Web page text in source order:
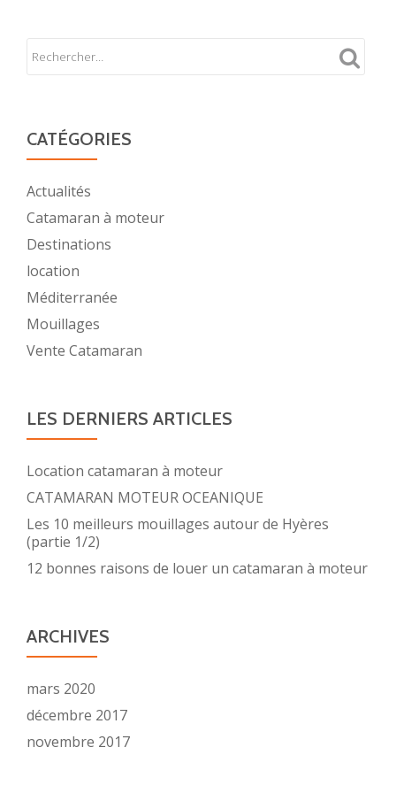
CATÉGORIES
Actualités
Catamaran à moteur
Destinations
location
Méditerranée
Mouillages
Vente Catamaran
LES DERNIERS ARTICLES
Location catamaran à moteur
CATAMARAN MOTEUR OCEANIQUE
Les 10 meilleurs mouillages autour de Hyères
(partie 1/2)
12 bonnes raisons de louer un catamaran à moteur
ARCHIVES
mars 2020
décembre 2017
novembre 2017